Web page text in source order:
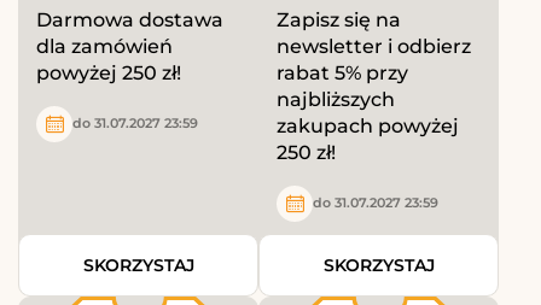
Darmowa dostawa
dla zamówień
powyżej 250 zł!
do 31.07.2027 23:59
SKORZYSTAJ
Zapisz się na
newsletter i odbierz
rabat 5% przy
najbliższych
zakupach powyżej
250 zł!
do 31.07.2027 23:59
SKORZYSTAJ